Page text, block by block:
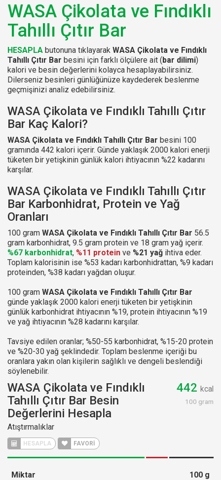
WASA Çikolata ve Fındıklı
Tahıllı Çıtır Bar
HESAPLA butonuna tıklayarak WASA Çikolata ve Fındıklı
Tahıllı Çıtır Bar besini için farklı ölçülere ait (bar dilimi)
kalori ve besin değerlerini kolayca hesaplayabilirsiniz.
Dilerseniz besinleri günlüğünüze kaydederek beslenme
geçmişinizi analiz edebilirsiniz.
WASA Çikolata ve Fındıklı Tahıllı Çıtır
Bar Kaç Kalori?
WASA Çikolata ve Fındıklı Tahıllı Çıtır Bar besini 100
gramında 442 kalori içerir. Günde yaklaşık 2000 kalori enerji
tüketen bir yetişkinin günlük kalori ihtiyacının %22 kadarını
karşılar.
WASA Çikolata ve Fındıklı Tahıllı Çıtır
Bar Karbonhidrat, Protein ve Yağ
Oranları
100 gram WASA Çikolata ve Fındıklı Tahıllı Çıtır Bar 56.5
gram karbonhidrat, 9.5 gram protein ve 18 gram yağ içerir.
%67 karbonhidrat, %11 protein ve %21 yağ ihtiva eder.
Toplam kalorisinin ise %53 kadarı karbonhidrattan, %9 kadarı
proteinden, %38 kadarı yağdan oluşur.
100 gram WASA Çikolata ve Fındıklı Tahıllı Çıtır Bar
günde yaklaşık 2000 kalori enerji tüketen bir yetişkinin
günlük karbonhidrat ihtiyacının %19, protein ihtiyacının %19
ve yağ ihtiyacının %28 kadarını karşılar.
Tavsiye edilen oranlar; %50-55 karbonhidrat, %15-20 protein
ve %20-30 yağ şeklindedir. Toplam beslenme içeriği bu
oranlara yakın olan kişilerin sağlıklı ve dengeli beslendiği
söylenebilir.
WASA Çikolata ve Fındıklı
Tahıllı Çıtır Bar Besin
Değerlerini Hesapla
Atıştırmalıklar
HESAPLA FAVORİ
442 kcal
100 gram
Miktar 100 g